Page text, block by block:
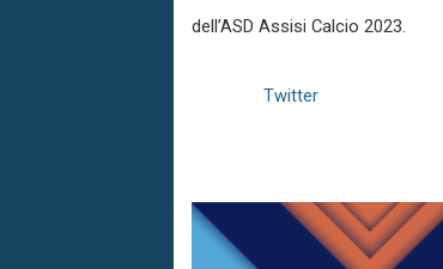
dell’ASD Assisi Calcio 2023.
Twitter